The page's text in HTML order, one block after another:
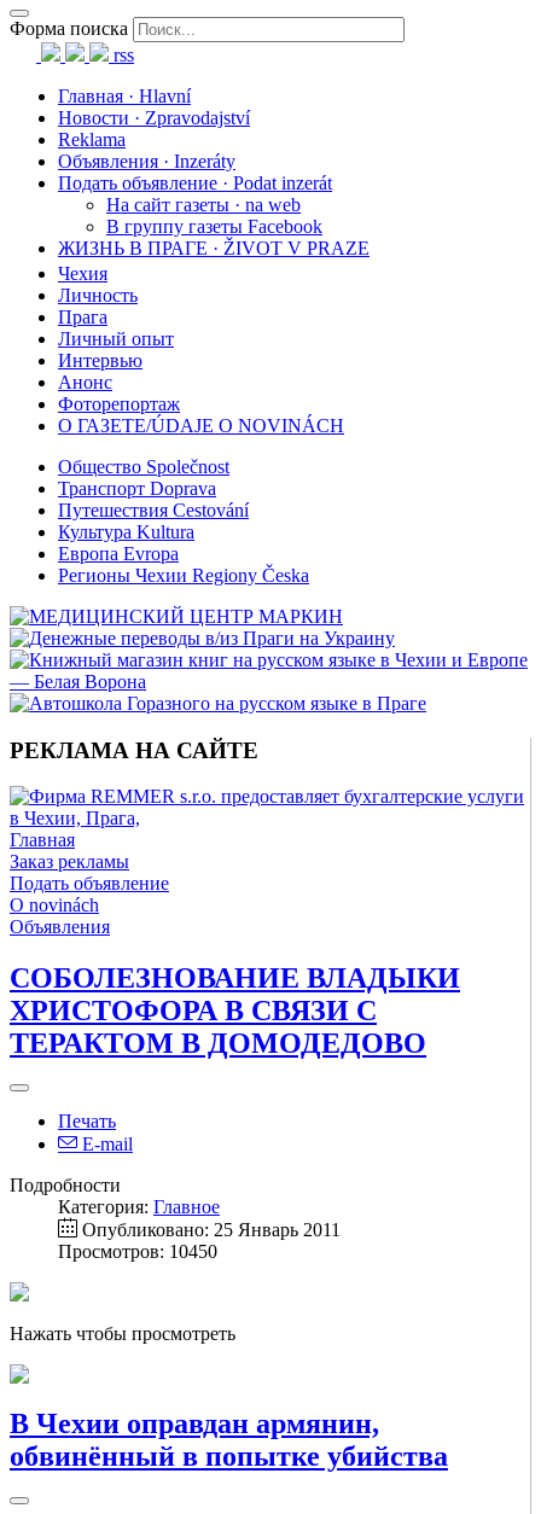
Форма поиска
rss
Главная · Hlavní
Новости · Zpravodajství
Reklama
Объявления · Inzeráty
Подать объявление · Podat inzerát
На сайт газеты · na web
В группу газеты Facebook
ЖИЗНЬ В ПРАГЕ · ŽIVOT V PRAZE
Чехия
Личность
Прага
Личный опыт
Интервью
Анонс
Фоторепортаж
О ГАЗЕТЕ/ÚDAJE O NOVINÁCH
Общество Společnost
Транспорт Doprava
Путешествия Cestování
Культура Kultura
Европа Evropa
Регионы Чехии Regiony Česka
РЕКЛАМА НА САЙТЕ
Главная
Заказ рекламы
Подать объявление
O novinách
Объявления
СОБОЛЕЗНОВАНИЕ ВЛАДЫКИ
ХРИСТОФОРА В СВЯЗИ С
ТЕРАКТОМ В ДОМОДЕДОВО
Печать
E-mail
Подробности
Категория: Главное
Опубликовано: 25 Январь 2011
Просмотров: 10450
Нажать чтобы просмотреть
В Чехии оправдан армянин,
обвинённый в попытке убийства